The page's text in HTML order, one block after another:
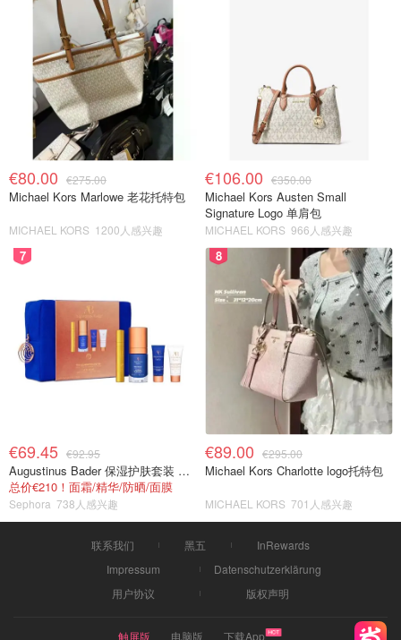
€80.00 €275.00
Michael Kors Marlowe 老花托特包
MICHAEL KORS 1200人感兴趣
€106.00 €350.00
Michael Kors Austen Small
Signature Logo 单肩包
MICHAEL KORS 966人感兴趣
7
€69.45 €92.95
Augustinus Bader 保湿护肤套装 TFC8®
总价€210！面霜/精华/防晒/面膜
Sephora 738人感兴趣
8
€89.00 €295.00
Michael Kors Charlotte logo托特包
MICHAEL KORS 701人感兴趣
联系我们 黑五
InRewards
Impressum
Datenschutzerklärung
用户协议
版权声明
触屏版 电脑版 下载App